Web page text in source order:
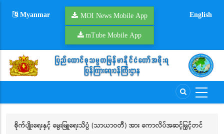
Myanmar MOI News Mobile App
mTube Mobile App
English
မြှင့်တင်
ရက်ကန်းစက်များနှင့် ဆက်စပ်ပစ္စည်းများကို ဆယ်တင်၍ ကုန်ထုတ်လုပ်မှု